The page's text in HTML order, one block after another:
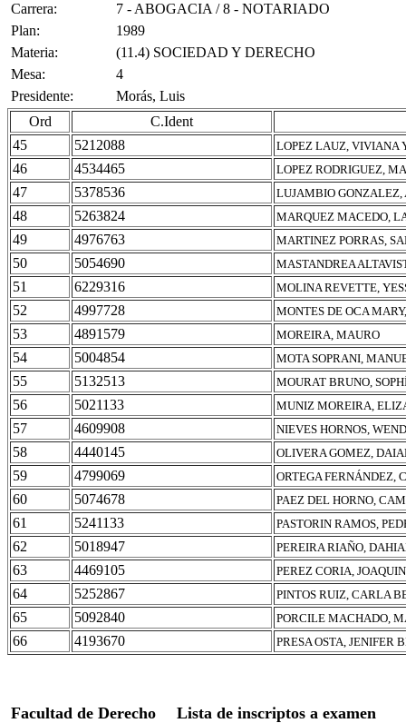
Carrera:
7 - ABOGACIA / 8 - NOTARIADO
Plan:
1989
Materia:
(11.4) SOCIEDAD Y DERECHO
Mesa:
4
Presidente:
Morás, Luis
Ord
C.Ident
45
5212088 LOPEZ LAUZ, VIVIANA
46 4534465 LOPEZ RODRIGUEZ,
47 5378536 LUJAMBIO GONZALEZ,
48 5263824 MARQUEZ MACEDO,
49 4976763 MARTINEZ PORRAS,
50 5054690 MASTANDREA
51 6229316 MOLINA REVETTE,
52 4997728 MONTES DE OCA
53 4891579 MOREIRA, MAURO
54 5004854 MOTA SOPRANI,
55 5132513 MOURAT BRUNO,
56 5021133 MUNIZ MOREIRA,
57 4609908 NIEVES HORNOS,
58 4440145 OLIVERA GOMEZ,
59 4799069 ORTEGA FERNÁNDEZ,
60 5074678 PAEZ DEL HORNO,
61 5241133 PASTORIN RAMOS,
62 5018947 PEREIRA RIAÑO,
63 4469105 PEREZ CORIA,
64 5252867 PINTOS RUIZ, CARLA
65 5092840 PORCILE MACHADO,
66 4193670 PRESA OSTA, JENIFER
Facultad de Derecho Lista de inscriptos a examen